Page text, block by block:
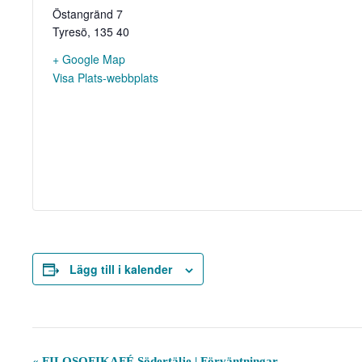
Östangränd 7
Tyresö, 135 40
+ Google Map
Visa Plats-webbplats
Lägg till i kalender